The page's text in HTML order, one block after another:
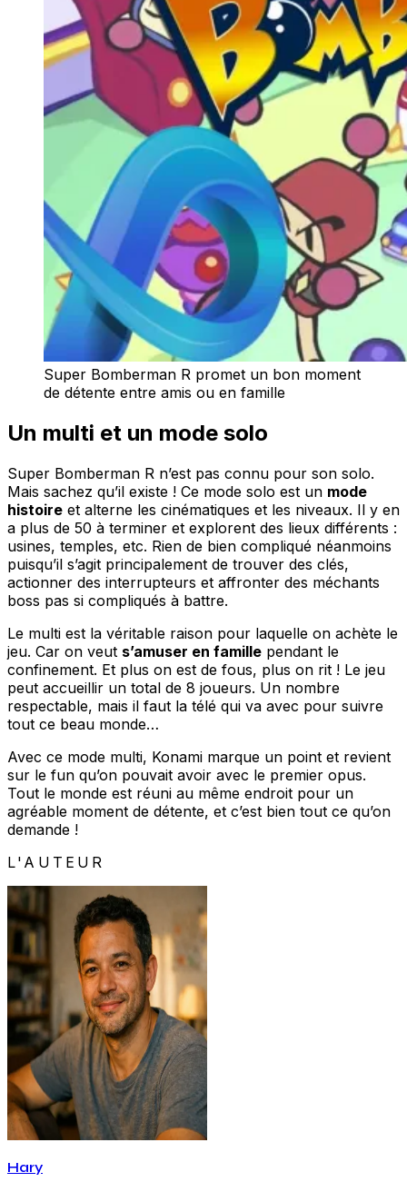
Super Bomberman R promet un bon moment
de détente entre amis ou en famille
Un multi et un mode solo
Super Bomberman R n’est pas connu pour son solo.
Mais sachez qu’il existe ! Ce mode solo est un mode
histoire et alterne les cinématiques et les niveaux. Il y en
a plus de 50 à terminer et explorent des lieux différents :
usines, temples, etc. Rien de bien compliqué néanmoins
puisqu’il s’agit principalement de trouver des clés,
actionner des interrupteurs et affronter des méchants
boss pas si compliqués à battre.
Le multi est la véritable raison pour laquelle on achète le
jeu. Car on veut s’amuser en famille pendant le
confinement. Et plus on est de fous, plus on rit ! Le jeu
peut accueillir un total de 8 joueurs. Un nombre
respectable, mais il faut la télé qui va avec pour suivre
tout ce beau monde…
Avec ce mode multi, Konami marque un point et revient
sur le fun qu’on pouvait avoir avec le premier opus.
Tout le monde est réuni au même endroit pour un
agréable moment de détente, et c’est bien tout ce qu’on
demande !
L'AUTEUR
Hary